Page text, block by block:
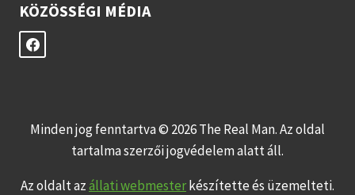
KÖZÖSSÉGI MÉDIA
Minden jog fenntartva © 2026 The Real Man. Az oldal
tartalma szerzői jogvédelem alatt áll.
Az oldalt azállati webmesterkészítette és üzemelteti.